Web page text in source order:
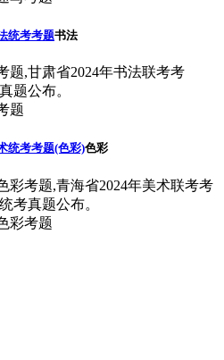
统考考题书法
题,甘肃省2024年书法联考考
题公布。
统考考题(色彩)色彩
彩考题,青海省2024年美术联考考
考真题公布。